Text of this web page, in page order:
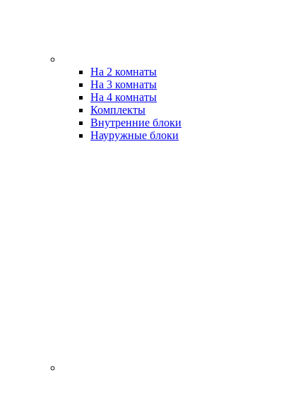
На 2 комнаты
На 3 комнаты
На 4 комнаты
Комплекты
Внутренние блоки
Науружные блоки